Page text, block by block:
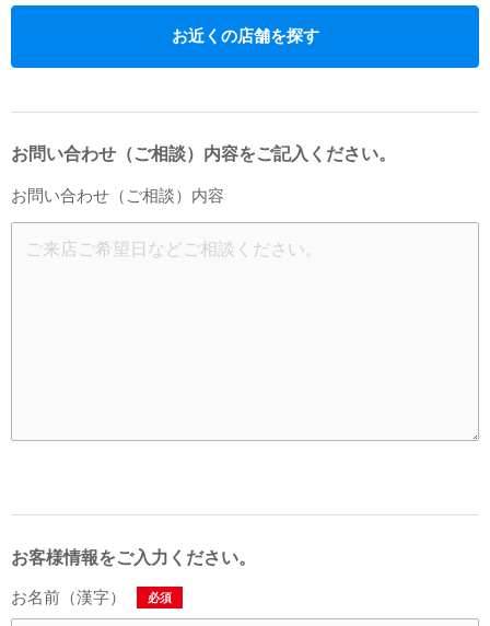
お近くの店舗を探す
お問い合わせ（ご相談）内容をご記入ください。
お問い合わせ（ご相談）内容
お客様情報をご入力ください。
お名前（漢字） 必須